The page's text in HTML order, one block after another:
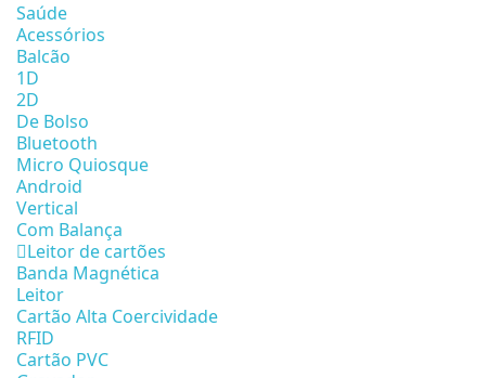
Saúde
Acessórios
Balcão
1D
2D
De Bolso
Bluetooth
Micro Quiosque
Android
Vertical
Com Balança
Leitor de cartões
Banda Magnética
Leitor
Cartão Alta Coercividade
RFID
Cartão PVC